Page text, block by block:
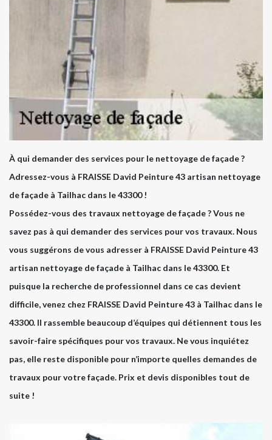
À qui demander des services pour le nettoyage de façade ?
Adressez-vous à FRAISSE David Peinture 43 artisan nettoyage
de façade à Tailhac dans le 43300 !
Possédez-vous des travaux nettoyage de façade ? Vous ne
savez pas à qui demander des services pour vos travaux. Nous
vous suggérons de vous adresser à FRAISSE David Peinture 43
artisan nettoyage de façade à Tailhac dans le 43300. Et
puisque la recherche de professionnel dans ce cas devient
difficile, venez chez FRAISSE David Peinture 43 à Tailhac dans le
43300. Il rassemble beaucoup d’équipes qui détiennent tous les
savoir-faire spécifiques pour vos travaux. Ne vous inquiétez
pas, elle reste disponible pour n’importe quelles demandes de
travaux pour votre façade. Prix et devis disponibles tout de
suite !